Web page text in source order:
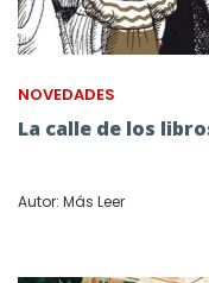
NOVEDADES
La calle de los
Autor: Más Leer